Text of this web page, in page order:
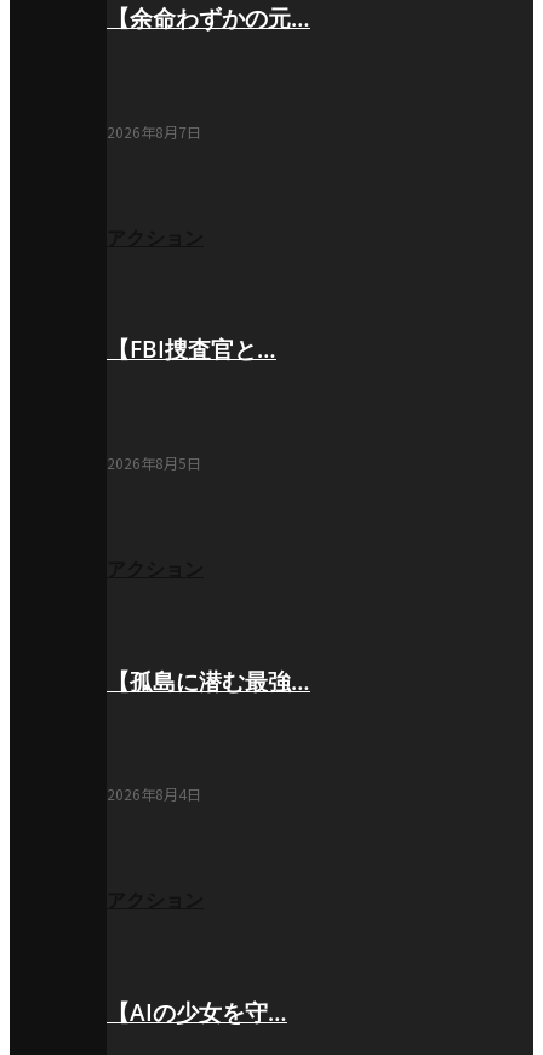
【余命わずかの元…
2026年8月7日
【FBI捜査官と…
2026年8月5日
【孤島に潜む最強…
2026年8月4日
【AIの少女を守…